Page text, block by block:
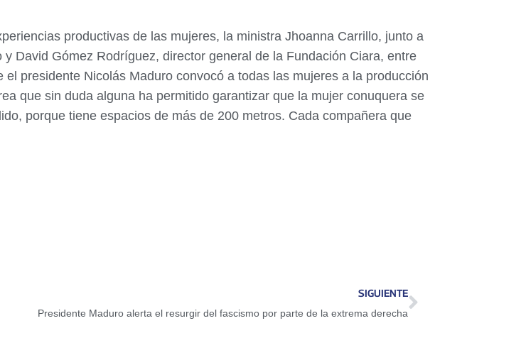
productivas de las mujeres, la ministra Jhoanna Carrillo, junto a
David Gómez Rodríguez, director general de la Fundación Ciara, entre
presidente Nicolás Maduro convocó a todas las mujeres a la producción
que sin duda alguna ha permitido garantizar que la mujer conuquera se
porque tiene espacios de más de 200 metros. Cada compañera que
SIGUIENTE
Presidente Maduro alerta el resurgir del fascismo por parte de la extrema derecha